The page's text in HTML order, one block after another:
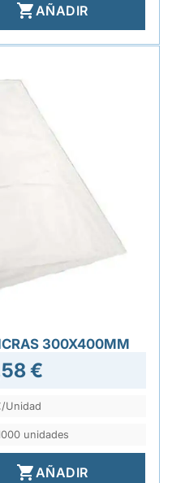
AÑADIR
300X400MM
€
Unidad
unidades
AÑADIR